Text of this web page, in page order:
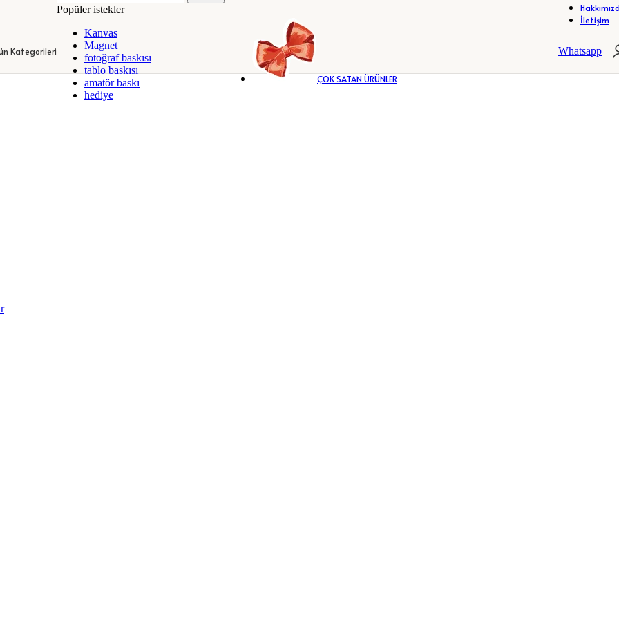
DEKORATİF KANVAS TABLOLAR KİŞİYE ÖZEL KUPA BARDAKLAR ÇERÇEVELER
FOTOĞRAF ALBÜMLERİ
DEKORATİF KANVAS TABLOLAR KİŞİYE ÖZEL KUPA BARDAKLAR
İletişim
Kategorileri
Popüler istekler
Kanvas
Magnet
fotoğraf baskısı
tablo baskısı
amatör baskı
hediye
ÇOK SATAN ÜRÜNLER
Whatsapp